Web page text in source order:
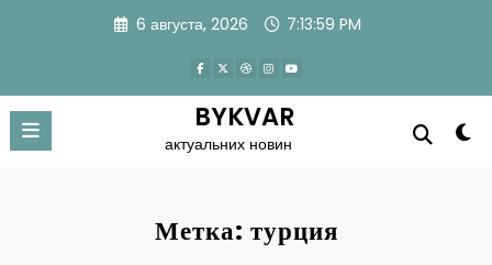
6 августа, 2026 7:14:00 PM
BYKVAR
актуальних новин
Метка: турция